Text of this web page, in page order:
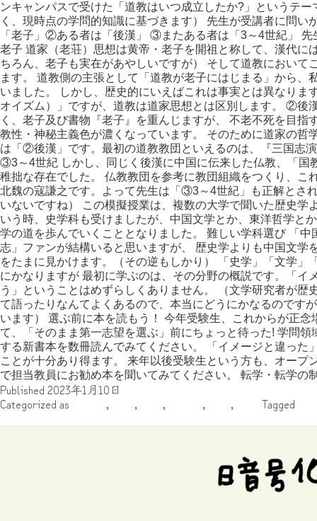
ンキャンパスで受けた「道教はいつ成立したか?」というテ
く、現時点の学問的知識に基づきます） 先生が受講者に問
「老子」②ある者は「後漢」 ③またある者は「3～4世紀」
老子 道家（老荘）思想は黄帝・老子を開祖と称して、漢代に
ちろん、老子も実在があやしいですが） そして道教において
ます。 道教側の主張として「道教が老子にはじまる」から、
いました。 しかし、歴史的にいえばこれは事実とは異なりま
オイズム）」ですが、道教は道家思想とは区別します。 ②後
く、老子及び書物『老子』を重んじますが、 不老不死を目
教性・神秘主義色が濃くなっています。 そのために道家の哲
は「②後漢」です。最初の道教教団といえるのは、『三国志
③3～4世紀 しかし、同じく後漢に中国に伝来した仏教、「国
稚拙な存在でした。 仏教教団を参考に教団組織をつくり、こ
北魏の寇謙之です。よって先生は「③3～4世紀」も正解とさ
いないですね） この模擬授業は、複数の大学で聞いた歴史学
いう時、史学科も受けましたが、中国文学とか、東洋哲学と
学の道を歩んでいくこととなりました。 難しい学科選び 「
志」ファンが結構いると思いますが、 歴史学よりも中国文学
をたまに見かけます。（その逆もしかり） 「史学」「文学」
にかなりますが 最初に学ぶのは、その分野の概説です。「イ
う」ということはめずらしくありません。 （文学研究者が歴
て語ったりなんてよくあるので、本当にどうにかなるのです
います） 選ぶ前に本を読もう！ 今年受験生、これからが正
て、「そのまま第一志望を選ぶ」前にちょっと待った! 学問
する新書本を数冊読んでみてください。 「イメージと違った
ことが十分あり得ます。 来年以後受験生という方も、オープ
で担当教員にお勧め本を聞いてみてください。 転学・転学の
Published 2023年1月10日
Categorized as
, , , , , Tagged